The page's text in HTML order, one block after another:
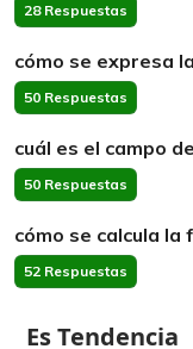
28 Respuestas
cómo se expresa
50 Respuestas
cuál es el campo
50 Respuestas
cómo se calcula la
52 Respuestas
Es Tendencia